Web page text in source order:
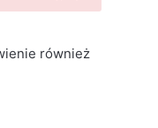
również